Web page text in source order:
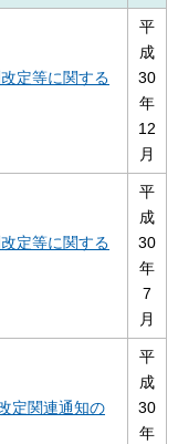
定等に関する
平
成
30
年
12
月
定等に関する
平
成
30
年
7
月
定関連通知の
平
成
30
年